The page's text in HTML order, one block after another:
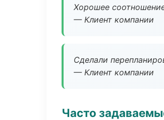
Хорошее
— Клиент компании
Сделали
— Клиент компании
Часто